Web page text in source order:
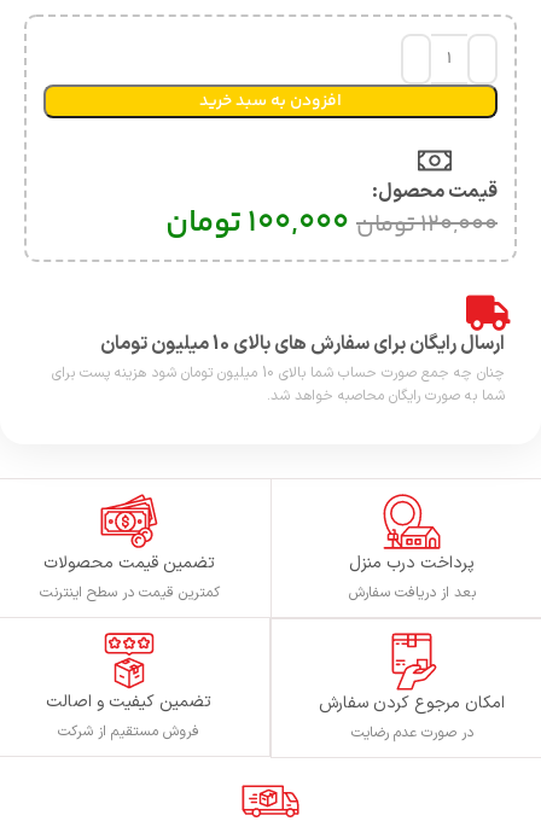
افزودن به سبد خرید
قیمت محصول:​
120,000تومان 100,000تومان
ارسال رایگان برای سفارش های بالای 10 میلیون تومان
چنان چه جمع صورت حساب شما بالای 10 میلیون تومان شود هزینه پست برای
شما به صورت رایگان محاصبه خواهد شد.
پرداخت درب منزل
بعد از دریافت سفارش
تضمین قیمت محصولات
کمترین قیمت در سطح اینترنت
امکان مرجوع کردن سفارش
در صورت عدم رضایت
تضمین کیفیت و اصالت
فروش مستقیم از شرکت